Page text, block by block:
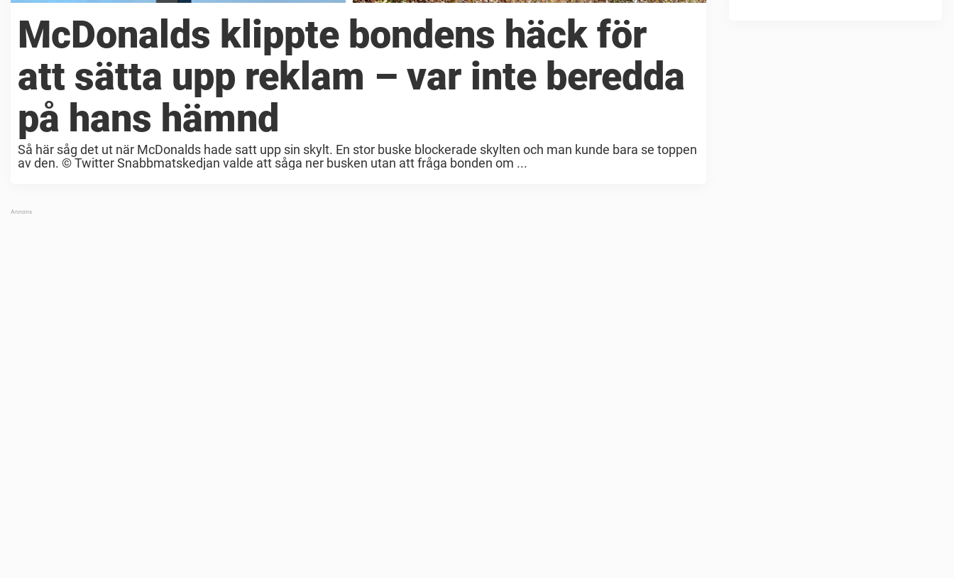
McDonalds klippte bondens häck för
att sätta upp reklam – var inte beredda
på hans hämnd
Så här såg det ut när McDonalds hade satt upp sin skylt. En stor buske blockerade skylten och man kunde bara se toppen
av den. © Twitter Snabbmatskedjan valde att såga ner busken utan att fråga bonden om ...